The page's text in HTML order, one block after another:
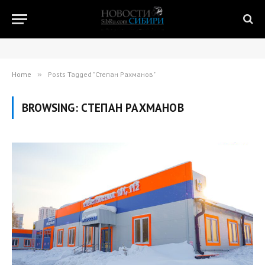
Home » Posts Tagged "Степан Рахманов"
BROWSING: СТЕПАН РАХМАНОВ